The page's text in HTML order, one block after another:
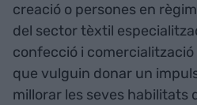
creació o persones en
del sector tèxtil
confecció i
que vulguin donar un
millorar les seves habilitats